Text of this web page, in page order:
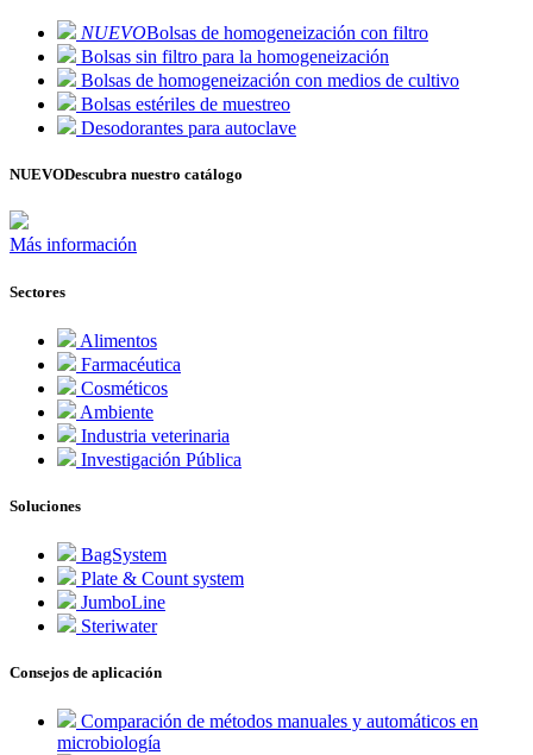
NUEVOBolsas de homogeneización con filtro
Bolsas sin filtro para la homogeneización
Bolsas de homogeneización con medios de cultivo
Bolsas estériles de muestreo
Desodorantes para autoclave
NUEVODescubra nuestro catálogo
Más información
Sectores
Alimentos
Farmacéutica
Cosméticos
Ambiente
Industria veterinaria
Investigación Pública
Soluciones
BagSystem
Plate & Count system
JumboLine
Steriwater
Consejos de aplicación
Comparación de métodos manuales y automáticos en
microbiología